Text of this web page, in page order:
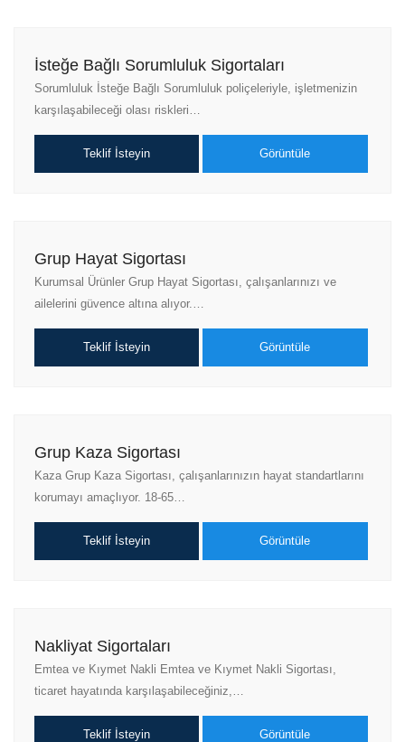
İsteğe Bağlı Sorumluluk Sigortaları
Sorumluluk İsteğe Bağlı Sorumluluk poliçeleriyle, işletmenizin
karşılaşabileceği olası riskleri…
Teklif İsteyin Görüntüle
Grup Hayat Sigortası
Kurumsal Ürünler Grup Hayat Sigortası, çalışanlarınızı ve
ailelerini güvence altına alıyor.…
Teklif İsteyin Görüntüle
Grup Kaza Sigortası
Kaza Grup Kaza Sigortası, çalışanlarınızın hayat standartlarını
korumayı amaçlıyor. 18-65…
Teklif İsteyin Görüntüle
Nakliyat Sigortaları
Emtea ve Kıymet Nakli Emtea ve Kıymet Nakli Sigortası,
ticaret hayatında karşılaşabileceğiniz,…
Teklif İsteyin Görüntüle